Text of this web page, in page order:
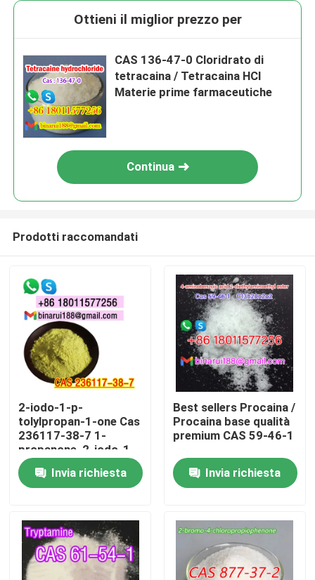
Casa.
Video
Ottieni il miglior prezzo per
CAS 136-47-0 Cloridrato di
tetracaina / Tetracaina HCl
Materie prime farmaceutiche
Continua
Prodotti raccomandati
2-iodo-1-p-
tolylpropan-1-one Cas
236117-38-7 1-
propanone, 2-iodo-1-
((4-metilfenil) -
Invia richiesta
Best sellers Procaina /
Procaina base qualità
premium CAS 59-46-1
Invia richiesta